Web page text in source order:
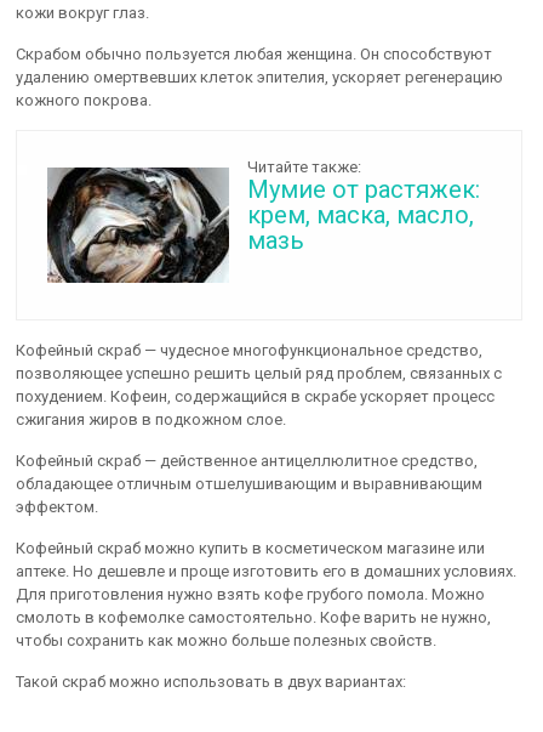
кожи вокруг глаз.
Скрабом обычно пользуется любая женщина. Он способствуют
удалению омертвевших клеток эпителия, ускоряет регенерацию
кожного покрова.
Читайте также:
Мумие от растяжек:
крем, маска, масло,
мазь
Кофейный скраб — чудесное многофункциональное средство,
позволяющее успешно решить целый ряд проблем, связанных с
похудением. Кофеин, содержащийся в скрабе ускоряет процесс
сжигания жиров в подкожном слое.
Кофейный скраб — действенное антицеллюлитное средство,
обладающее отличным отшелушивающим и выравнивающим
эффектом.
Кофейный скраб можно купить в косметическом магазине или
аптеке. Но дешевле и проще изготовить его в домашних условиях.
Для приготовления нужно взять кофе грубого помола. Можно
смолоть в кофемолке самостоятельно. Кофе варить не нужно,
чтобы сохранить как можно больше полезных свойств.
Такой скраб можно использовать в двух вариантах: